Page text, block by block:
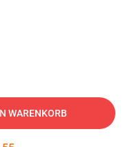
WARENKORB